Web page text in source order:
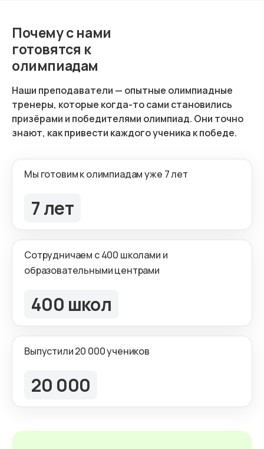
Почему с нами
готовятся к
олимпиадам
Наши преподаватели — опытные олимпиадные
тренеры, которые когда-то сами становились
призёрами и победителями олимпиад. Они точно
знают, как привести каждого ученика к победе.
Мы готовим к олимпиадам уже 7 лет
7 лет
Сотрудничаем с 400 школами и
образовательными центрами
400 школ
Выпустили 20 000 учеников
20 000